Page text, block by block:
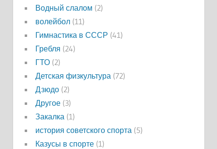
Водный слалом (2)
волейбол(11)
Гимнастика в СССР (41)
Гребля (24)
ГТО(2)
Детская физкультура (72)
Дзюдо(2)
Другое(3)
Закалка (1)
история советского спорта (5)
Казусы в спорте(1)